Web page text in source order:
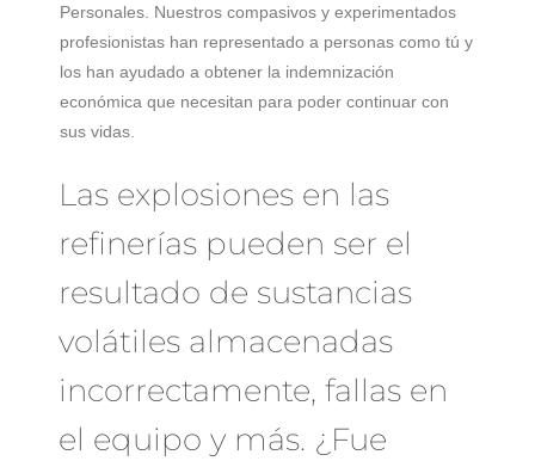
Personales. Nuestros compasivos y experimentados
profesionistas han representado a personas como tú y
los han ayudado a obtener la indemnización
económica que necesitan para poder continuar con
sus vidas.
Las explosiones en las
refinerías pueden ser el
resultado de sustancias
volátiles almacenadas
incorrectamente, fallas en
el equipo y más. ¿Fue